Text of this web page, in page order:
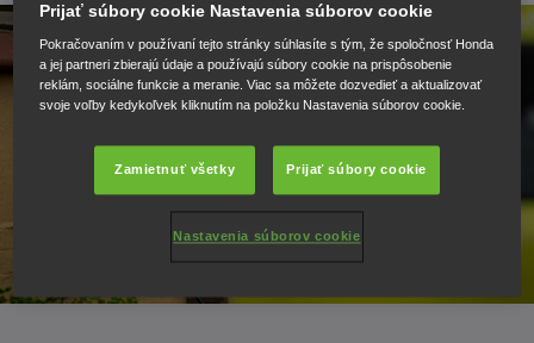
Prijať súbory cookie Nastavenia súborov cookie
Pokračovaním v používaní tejto stránky súhlasíte s tým, že spoločnosť Honda
a jej partneri zbierajú údaje a používajú súbory cookie na prispôsobenie
reklám, sociálne funkcie a meranie. Viac sa môžete dozvedieť a aktualizovať
svoje voľby kedykoľvek kliknutím na položku Nastavenia súborov cookie.
Zamietnuť všetky Prijať súbory cookie
Nastavenia súborov cookie